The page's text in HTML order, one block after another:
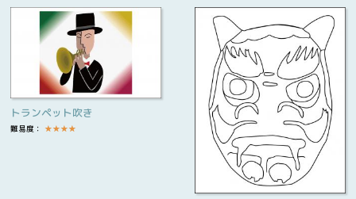
トランペット吹き
難易度： ★★★★